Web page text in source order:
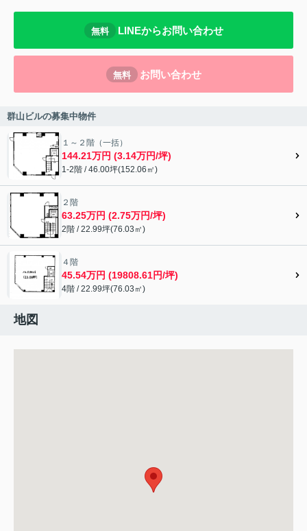
無料 LINEからお問い合わせ
無料 お問い合わせ
群山ビルの募集中物件
１～２階（一括）
144.21万円 (3.14万円/坪)
1-2階 / 46.00坪(152.06㎡)
２階
63.25万円 (2.75万円/坪)
2階 / 22.99坪(76.03㎡)
４階
45.54万円 (19808.61円/坪)
4階 / 22.99坪(76.03㎡)
地図